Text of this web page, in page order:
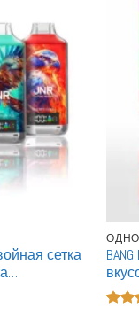
сетка
Вейпы